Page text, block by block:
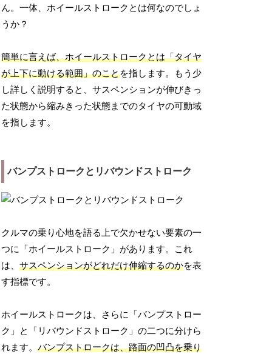
ん。一体、ホイールストロークとは何なのでしょ
うか？
簡単に言えば、ホイールストロークとは「タイヤ
が上下に動ける範囲」のことを指します。もう少
し詳しく説明すると、サスペンションが伸びきっ
た状態から縮みきった状態までのタイヤの可動域
を指します。
バンプストロークとリバウンドストローク
クルマの乗り心地を語る上で欠かせない要素の一
つに「ホイールストローク」があります。これ
は、サスペンションがどれだけ伸縮するのかを表
す指標です。
ホイールストロークは、さらに「バンプストロー
ク」と「リバウンドストローク」の二つに分けら
れます。バンプストロークは、路面の凹凸を乗り